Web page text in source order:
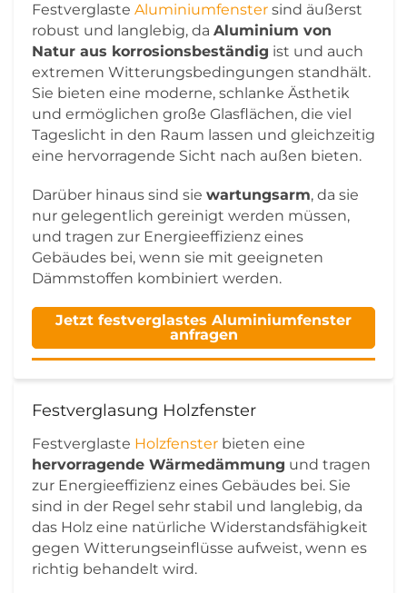
Festverglaste Aluminiumfenster sind äußerst
robust und langlebig, da Aluminium von
Natur aus korrosionsbeständig ist und auch
extremen Witterungsbedingungen standhält.
Sie bieten eine moderne, schlanke Ästhetik
und ermöglichen große Glasflächen, die viel
Tageslicht in den Raum lassen und gleichzeitig
eine hervorragende Sicht nach außen bieten.
Darüber hinaus sind sie wartungsarm, da sie
nur gelegentlich gereinigt werden müssen,
und tragen zur Energieeffizienz eines
Gebäudes bei, wenn sie mit geeigneten
Dämmstoffen kombiniert werden.
Jetzt festverglastes Aluminiumfenster
anfragen
Festverglasung Holzfenster
Festverglaste Holzfenster bieten eine
hervorragende Wärmedämmung und tragen
zur Energieeffizienz eines Gebäudes bei. Sie
sind in der Regel sehr stabil und langlebig, da
das Holz eine natürliche Widerstandsfähigkeit
gegen Witterungseinflüsse aufweist, wenn es
richtig behandelt wird.